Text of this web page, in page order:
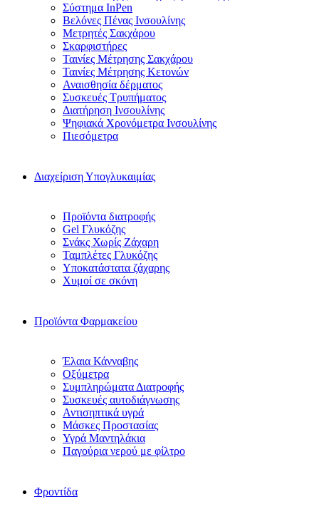
Σύστημα InPen
Βελόνες Πένας Ινσουλίνης
Μετρητές Σακχάρου
Σκαρφιστήρες
Ταινίες Μέτρησης Σακχάρου
Ταινίες Μέτρησης Κετονών
Αναισθησία δέρματος
Συσκευές Τρυπήματος
Διατήρηση Ινσουλίνης
Ψηφιακά Χρονόμετρα Ινσουλίνης
Πιεσόμετρα
Διαχείριση Υπογλυκαιμίας
Προϊόντα διατροφής
Gel Γλυκόζης
Σνάκς Χωρίς Ζάχαρη
Ταμπλέτες Γλυκόζης
Υποκατάστατα ζάχαρης
Χυμοί σε σκόνη
Προϊόντα Φαρμακείου
Έλαια Κάνναβης
Οξύμετρα
Συμπληρώματα Διατροφής
Συσκευές αυτοδιάγνωσης
Αντισηπτικά υγρά
Μάσκες Προστασίας
Υγρά Μαντηλάκια
Παγούρια νερού με φίλτρο
Φροντίδα